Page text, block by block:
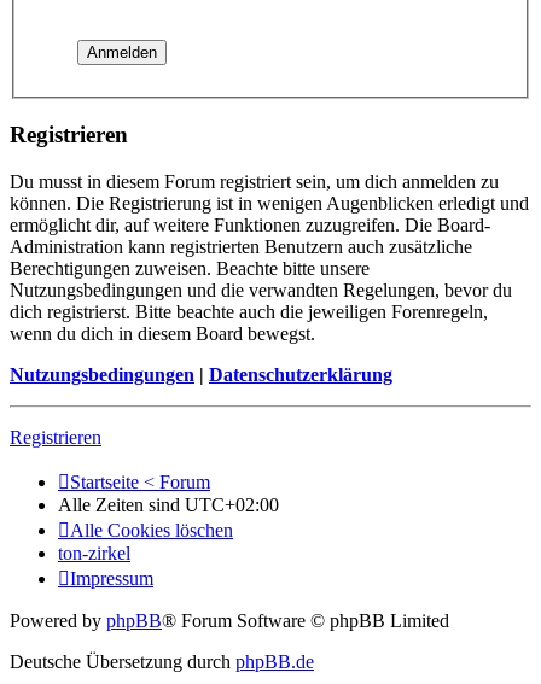
Registrieren
Du musst in diesem Forum registriert sein, um dich anmelden zu
können. Die Registrierung ist in wenigen Augenblicken erledigt und
ermöglicht dir, auf weitere Funktionen zuzugreifen. Die Board-
Administration kann registrierten Benutzern auch zusätzliche
Berechtigungen zuweisen. Beachte bitte unsere
Nutzungsbedingungen und die verwandten Regelungen, bevor du
dich registrierst. Bitte beachte auch die jeweiligen Forenregeln,
wenn du dich in diesem Board bewegst.
Nutzungsbedingungen | Datenschutzerklärung
Registrieren
Startseite < Forum
Alle Zeiten sind UTC+02:00
Alle Cookies löschen
ton-zirkel
Impressum
Powered by phpBB® Forum Software © phpBB Limited
Deutsche Übersetzung durch phpBB.de